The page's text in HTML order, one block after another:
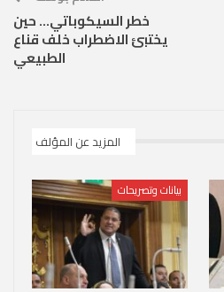
خطر السيكوباتي… حين
يختبئ الاضطراب خلف قناع
الطبيعي
المزيد عن المؤلف
بيانات وتصريحات